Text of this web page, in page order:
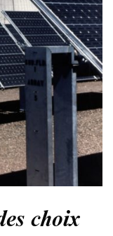
choix